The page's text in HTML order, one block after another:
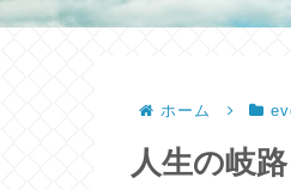
ホーム
人生の岐